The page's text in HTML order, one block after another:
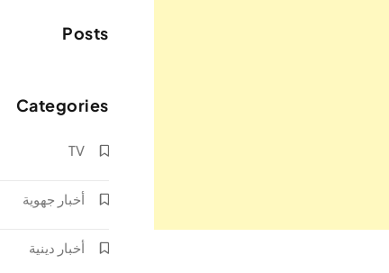
Posts
Categories
TV
أخبار جهوية
أخبار دينية